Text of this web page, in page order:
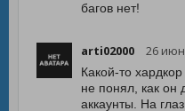
багов нет!
arti02000 26
Какой-то
не понял, как он
аккаунты. На